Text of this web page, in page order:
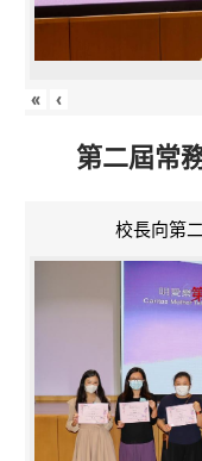
« ‹
第二屆常
校長向第